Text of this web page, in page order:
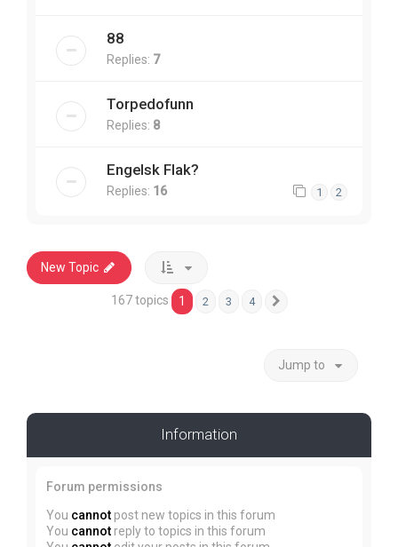
88
Replies: 7
Torpedofunn
Replies: 8
Engelsk Flak?
Replies: 16 1 2
New Topic
167 topics 1 2 3 4
Jump to
Information
Forum permissions
You cannot post new topics in this forum
You cannot reply to topics in this forum